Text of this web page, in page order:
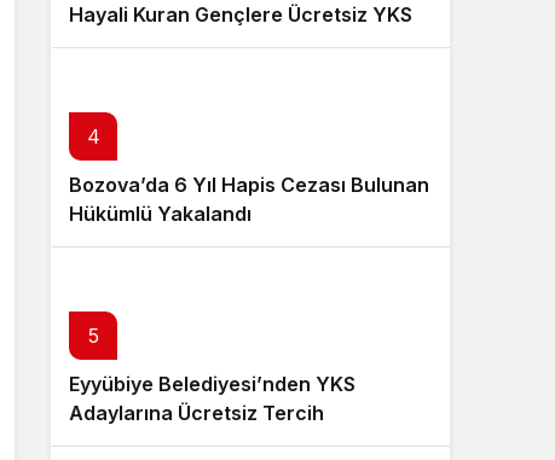
Hayali Kuran Gençlere Ücretsiz YKS
Tercih Danışmanlığı
4
Bozova’da 6 Yıl Hapis Cezası Bulunan
Hükümlü Yakalandı
5
Eyyübiye Belediyesi’nden YKS
Adaylarına Ücretsiz Tercih
Danışmanlığı